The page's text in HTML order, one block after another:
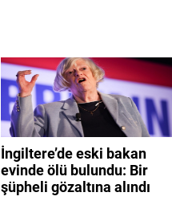
İngiltere’de eski bakan
evinde ölü bulundu: Bir
şüpheli gözaltına alındı